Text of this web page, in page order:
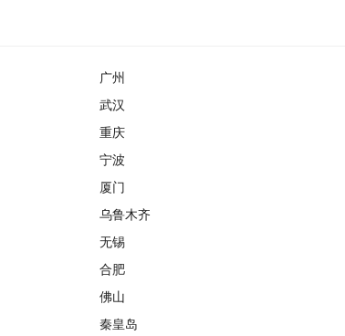
广州
武汉
重庆
宁波
厦门
乌鲁木齐
无锡
合肥
佛山
秦皇岛